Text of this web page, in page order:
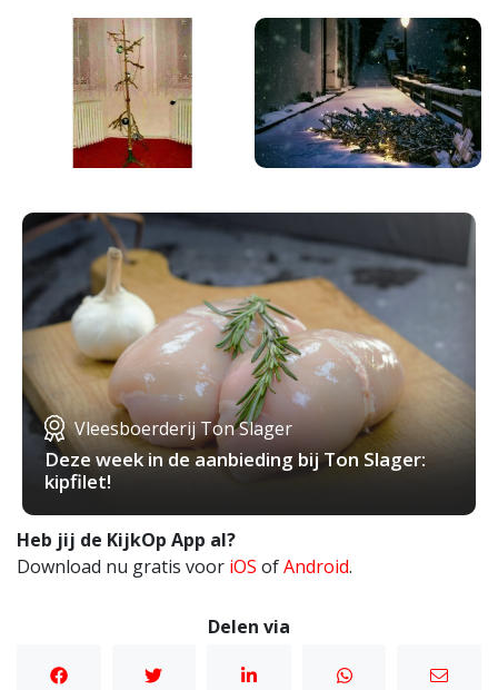
Vleesboerderij Ton Slager
Deze week in de aanbieding bij Ton Slager:
kipfilet!
Heb jij de KijkOp App al?
Download nu gratis voor iOS ofAndroid.
Delen via